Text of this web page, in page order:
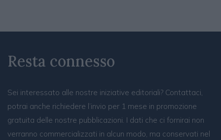
Resta connesso
Sei interessato alle nostre iniziative editoriali? Contattaci,
potrai anche richiedere l’invio per 1 mese in promozione
gratuita delle nostre pubblicazioni. I dati che ci fornirai non
verranno commercializzati in alcun modo, ma conservati nel